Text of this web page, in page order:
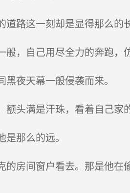
路这一刻却是显得那么的长
，自己用尽全力的奔跑，
夜天幕一般侵袭而来。
头满是汗珠，看着自己家
那么的远。
房间窗户看去。那是他在